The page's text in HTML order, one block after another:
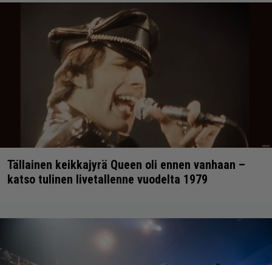
Tällainen keikkajyrä Queen oli ennen vanhaan –
katso tulinen livetallenne vuodelta 1979